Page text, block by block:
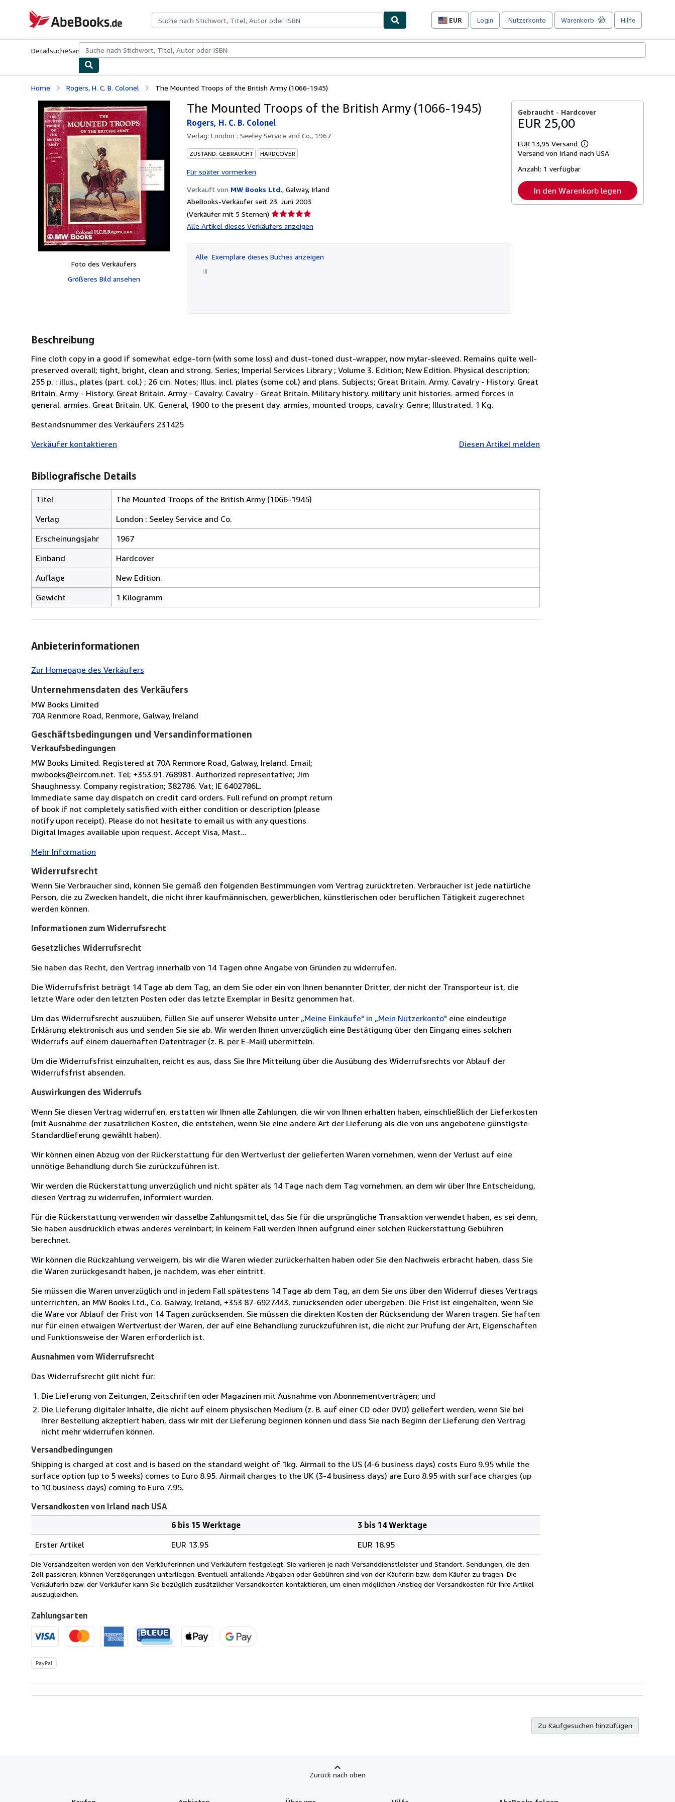
AbeBooks.de
EUR
Seite
Einkaufseinstellungen.
Login Nutzerkonto Warenkorb Hilfe
DetailsucheSammlungenAntiquarische BücherKunst & Sammlerstücke
Home Rogers, H. C. B. Colonel The Mounted Troops of the British Army (1066-1945)
Foto des Verkäufers
Größeres Bild ansehen
The Mounted Troops of the British Army (1066-1945)
Rogers, H. C. B. Colonel
Verlag: London : Seeley Service and Co., 1967
ZUSTAND: GEBRAUCHT HARDCOVER
Für später vormerken
Verkauft von MW Books Ltd., Galway, Irland
AbeBooks-Verkäufer seit 23. Juni 2003
(Verkäufer mit 5 Sternen) Verkäuferbewertung
5
Sternen
Alle Artikel dieses Verkäufers anzeigen
Alle Exemplare dieses Buches anzeigen
Gebraucht - Hardcover
EUR 25,00
EUR 13,95 Versand
Weitere
Informationen
Versand von Irland nach USA
Anzahl: 1 verfügbar
In den Warenkorb legen
Beschreibung
Fine cloth copy in a good if somewhat edge-torn (with some loss) and dust-toned dust-wrapper, now mylar-sleeved. Remains quite well-
preserved overall; tight, bright, clean and strong. Series; Imperial Services Library ; Volume 3. Edition; New Edition. Physical description;
255 p. : illus., plates (part. col.) ; 26 cm. Notes; Illus. incl. plates (some col.) and plans. Subjects; Great Britain. Army. Cavalry - History. Great
Britain. Army - History. Great Britain. Army - Cavalry. Cavalry - Great Britain. Military history. military unit histories. armed forces in
general. armies. Great Britain. UK. General, 1900 to the present day. armies, mounted troops, cavalry. Genre; Illustrated. 1 Kg.
Bestandsnummer des Verkäufers 231425
Verkäufer kontaktieren
Diesen Artikel melden
Bibliografische Details
Titel
The Mounted Troops of the British Army (1066-1945)
Verlag
London : Seeley Service and Co.
Erscheinungsjahr
1967
Einband
Hardcover
Auflage
New Edition.
Gewicht
1 Kilogramm
Anbieterinformationen
Zur Homepage des Verkäufers
Unternehmensdaten des Verkäufers
MW Books Limited
70A Renmore Road, Renmore, Galway, Ireland
Geschäftsbedingungen und Versandinformationen
Verkaufsbedingungen
MW Books Limited. Registered at 70A Renmore Road, Galway, Ireland. Email;
mwbooks@eircom.net. Tel; +353.91.768981. Authorized representative; Jim
Shaughnessy. Company registration; 382786. Vat; IE 6402786L.
Immediate same day dispatch on credit card orders. Full refund on prompt return
of book if not completely satisfied with either condition or description (please
notify upon receipt). Please do not hesitate to email us with any questions
Digital Images available upon request. Accept Visa, Mast...
Mehr Information
Widerrufsrecht
Wenn Sie Verbraucher sind, können Sie gemäß den folgenden Bestimmungen vom Vertrag zurücktreten. Verbraucher ist jede natürliche
Person, die zu Zwecken handelt, die nicht ihrer kaufmännischen, gewerblichen, künstlerischen oder beruflichen Tätigkeit zugerechnet
werden können.
Informationen zum Widerrufsrecht
Gesetzliches Widerrufsrecht
Sie haben das Recht, den Vertrag innerhalb von 14 Tagen ohne Angabe von Gründen zu widerrufen.
Die Widerrufsfrist beträgt 14 Tage ab dem Tag, an dem Sie oder ein von Ihnen benannter Dritter, der nicht der Transporteur ist, die
letzte Ware oder den letzten Posten oder das letzte Exemplar in Besitz genommen hat.
Um das Widerrufsrecht auszuüben, füllen Sie auf unserer Website unter „Meine Einkäufe" in „Mein Nutzerkonto" eine eindeutige
Erklärung elektronisch aus und senden Sie sie ab. Wir werden Ihnen unverzüglich eine Bestätigung über den Eingang eines solchen
Widerrufs auf einem dauerhaften Datenträger (z. B. per E-Mail) übermitteln.
Um die Widerrufsfrist einzuhalten, reicht es aus, dass Sie Ihre Mitteilung über die Ausübung des Widerrufsrechts vor Ablauf der
Widerrufsfrist absenden.
Auswirkungen des Widerrufs
Wenn Sie diesen Vertrag widerrufen, erstatten wir Ihnen alle Zahlungen, die wir von Ihnen erhalten haben, einschließlich der Lieferkosten
(mit Ausnahme der zusätzlichen Kosten, die entstehen, wenn Sie eine andere Art der Lieferung als die von uns angebotene günstigste
Standardlieferung gewählt haben).
Wir können einen Abzug von der Rückerstattung für den Wertverlust der gelieferten Waren vornehmen, wenn der Verlust auf eine
unnötige Behandlung durch Sie zurückzuführen ist.
Wir werden die Rückerstattung unverzüglich und nicht später als 14 Tage nach dem Tag vornehmen, an dem wir über Ihre Entscheidung,
diesen Vertrag zu widerrufen, informiert wurden.
Für die Rückerstattung verwenden wir dasselbe Zahlungsmittel, das Sie für die ursprüngliche Transaktion verwendet haben, es sei denn,
Sie haben ausdrücklich etwas anderes vereinbart; in keinem Fall werden Ihnen aufgrund einer solchen Rückerstattung Gebühren
berechnet.
Wir können die Rückzahlung verweigern, bis wir die Waren wieder zurückerhalten haben oder Sie den Nachweis erbracht haben, dass Sie
die Waren zurückgesandt haben, je nachdem, was eher eintritt.
Sie müssen die Waren unverzüglich und in jedem Fall spätestens 14 Tage ab dem Tag, an dem Sie uns über den Widerruf dieses Vertrags
unterrichten, an MW Books Ltd., Co. Galway, Ireland, +353 87-6927443, zurücksenden oder übergeben. Die Frist ist eingehalten, wenn Sie
die Ware vor Ablauf der Frist von 14 Tagen zurücksenden. Sie müssen die direkten Kosten der Rücksendung der Waren tragen. Sie haften
nur für einen etwaigen Wertverlust der Waren, der auf eine Behandlung zurückzuführen ist, die nicht zur Prüfung der Art, Eigenschaften
und Funktionsweise der Waren erforderlich ist.
Ausnahmen vom Widerrufsrecht
Das Widerrufsrecht gilt nicht für:
Die Lieferung von Zeitungen, Zeitschriften oder Magazinen mit Ausnahme von Abonnementverträgen; und
Die Lieferung digitaler Inhalte, die nicht auf einem physischen Medium (z. B. auf einer CD oder DVD) geliefert werden, wenn Sie bei
Ihrer Bestellung akzeptiert haben, dass wir mit der Lieferung beginnen können und dass Sie nach Beginn der Lieferung den Vertrag
nicht mehr widerrufen können.
Versandbedingungen
Shipping is charged at cost and is based on the standard weight of 1kg. Airmail to the US (4-6 business days) costs Euro 9.95 while the
surface option (up to 5 weeks) comes to Euro 8.95. Airmail charges to the UK (3-4 business days) are Euro 8.95 with surface charges (up
to 10 business days) coming to Euro 7.95.
Versandkosten von Irland nach USA
von
Irland
nach
USA
6 bis 15 Werktage
3 bis 14 Werktage
Erster Artikel
EUR 13.95 EUR 18.95
Die Versandzeiten werden von den Verkäuferinnen und Verkäufern festgelegt. Sie variieren je nach Versanddienstleister und Standort. Sendungen, die den
Zoll passieren, können Verzögerungen unterliegen. Eventuell anfallende Abgaben oder Gebühren sind von der Käuferin bzw. dem Käufer zu tragen. Die
Verkäuferin bzw. der Verkäufer kann Sie bezüglich zusätzlicher Versandkosten kontaktieren, um einen möglichen Anstieg der Versandkosten für Ihre Artikel
auszugleichen.
Zahlungsarten
PayPal
Zu Kaufgesuchen hinzufügen
Zurück nach oben